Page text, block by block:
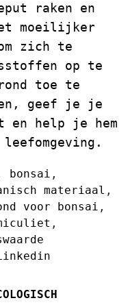
raken en
moeilijker
zich te
op te
toe te
geef je je
en help je hem
bonsai ,
materiaal ,
voor bonsai ,
,